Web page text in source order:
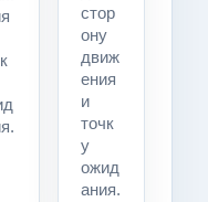
стор
ону
движ
ения
и
точк
у
ожид
ания.